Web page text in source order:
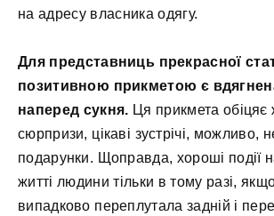
на адресу власника одягу.
Для представниць прекрасної
позитивною прикметою є
наперед сукня. Ця прикмета обіцяє
сюрпризи, цікаві зустрічі, можливо,
подарунки. Щоправда, хороші події
житті людини тільки в тому разі,
випадково переплутала задній і